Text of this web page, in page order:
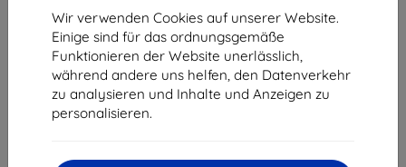
Wir verwenden Cookies auf unserer Website.
Einige sind für das ordnungsgemäße
Funktionieren der Website unerlässlich,
während andere uns helfen, den Datenverkehr
zu analysieren und Inhalte und Anzeigen zu
personalisieren.
3mk Silky Matt Privacy Schutzfolie für Apple
iPhone 7
Geeignet für: Apple iPhone 7/8
14,90 €
13,41 €
ohne MWSt11,27 €